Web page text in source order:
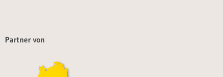
Partner von